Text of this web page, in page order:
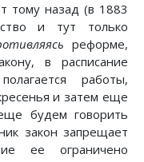
тому назад (в 1883
и тут только
реформе,
в расписание
работы,
и затем еще
будем говорить
закон запрещает
ее ограничено